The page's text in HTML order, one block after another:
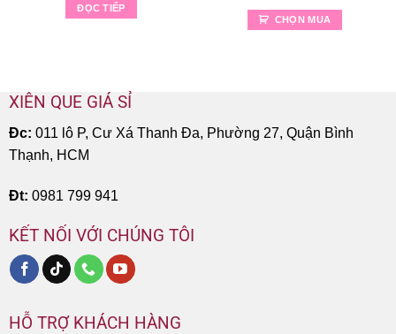
ĐỌC TIẾP
CHỌN MUA
XIÊN QUE GIÁ SỈ
Đc: 011 lô P, Cư Xá Thanh Đa, Phường 27, Quận Bình
Thạnh, HCM
Đt: 0981 799 941
KẾT NỐI VỚI CHÚNG TÔI
HỖ TRỢ KHÁCH HÀNG